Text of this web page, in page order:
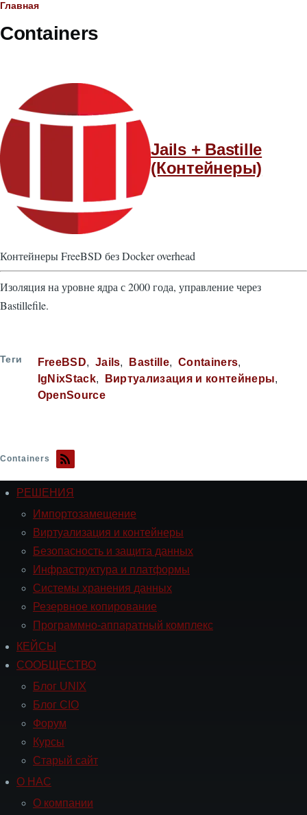
Строка
навигации
Главная
Containers
Jails + Bastille
(Контейнеры)
Контейнеры FreeBSD без Docker overhead
Изоляция на уровне ядра с 2000 года, управление через
Bastillefile.
Теги FreeBSD Jails Bastille
Containers
IgNixStack
Виртуализация и контейнеры
OpenSource
Containers
Навигация
РЕШЕНИЯ
РЕШЕНИЯ
Импортозамещение
Виртуализация и контейнеры
Безопасность и защита данных
Инфраструктура и платформы
Системы хранения данных
Резервное копирование
Программно-аппаратный комплекс
Навигация
СООБЩЕСТВО
КЕЙСЫ
СООБЩЕСТВО
Блог UNIX
Блог CIO
Форум
Курсы
Старый сайт
Навигация
О НАС
О компании